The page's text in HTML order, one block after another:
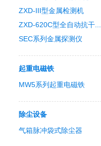
ZXD-III型金属检测机
ZXD-620C型全自动抗干...
SEC系列金属探测仪
起重电磁铁
MW5系列起重电磁铁
除尘设备
气箱脉冲袋式除尘器